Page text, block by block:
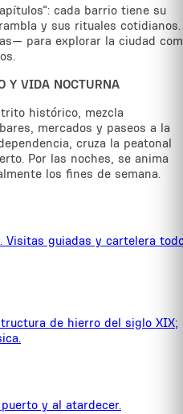
cada barrio tiene su
y sus rituales cotidianos.
para explorar la ciudad
Y VIDA NOCTURNA
histórico, mezcla
mercados y paseos a la
cruza la peatonal
Por las noches, se anima
los fines de semana.
Visitas guiadas y cartelera
de hierro del siglo XIX;
y al atardecer.